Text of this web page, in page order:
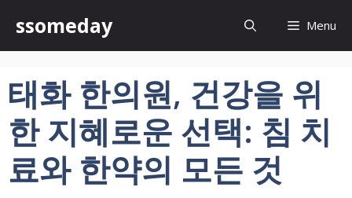
츠
건
너
뛰
ssomeday Menu
태화 한의원, 건강을 위
한 지혜로운 선택: 침 치
료와 한약의 모든 것